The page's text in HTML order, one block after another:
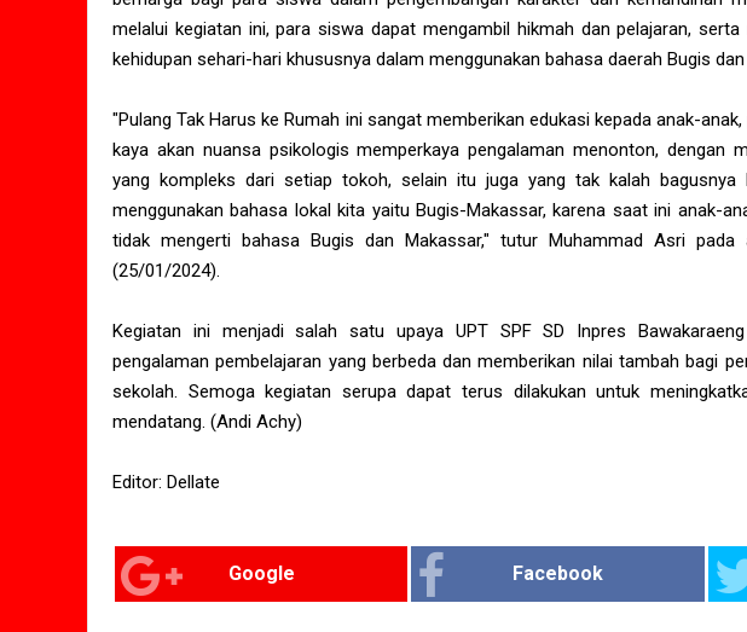
melalui kegiatan ini, para siswa dapat mengambil hikmah dan pelajaran,
kehidupan sehari-hari khususnya dalam menggunakan bahasa daerah Bugis
"Pulang Tak Harus ke Rumah ini sangat memberikan edukasi kepada anak-
kaya akan nuansa psikologis memperkaya pengalaman menonton, dengan
yang kompleks dari setiap tokoh, selain itu juga yang tak kalah
menggunakan bahasa lokal kita yaitu Bugis-Makassar, karena saat ini anak-
tidak mengerti bahasa Bugis dan Makassar," tutur Muhammad Asri pada
(25/01/2024).
Kegiatan ini menjadi salah satu upaya UPT SPF SD Inpres
pengalaman pembelajaran yang berbeda dan memberikan nilai tambah bagi
sekolah. Semoga kegiatan serupa dapat terus dilakukan untuk
mendatang. (Andi Achy)
Editor: Dellate
Google Facebook